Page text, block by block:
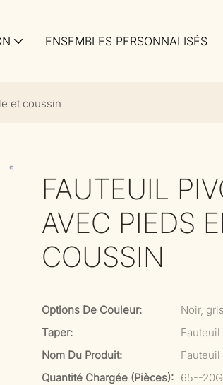
ENSEMBLES PERSONNALISÉS
et coussin
FAUTEUIL
AVEC PIEDS
COUSSIN
Options De Couleur:
Noir,
Taper:
Fauteuil
Nom Du Produit:
Quantité Chargée (pièces): 65--